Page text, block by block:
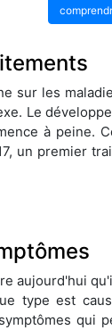
sur les
Le
à peine.
un premier
aujourd'hui
type est
qui